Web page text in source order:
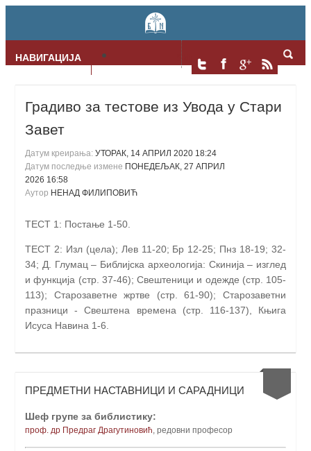
НАВИГАЦИЈА Skip to content
Градиво за тестове из Увода у Стари
Завет
Датум креирања: УТОРАК, 14 АПРИЛ 2020 18:24
Датум последње измене ПОНЕДЕЉАК, 27 АПРИЛ
2026 16:58
Аутор НЕНАД ФИЛИПОВИЋ
ТЕСТ 1: Постање 1-50.
ТЕСТ 2: Изл (цела); Лев 11-20; Бр 12-25; Пнз 18-19; 32-
34; Д. Глумац – Библијска археологија: Скинија – изглед
и функција (стр. 37-46); Свештеници и одежде (стр. 105-
113); Старозаветне жртве (стр. 61-90); Старозаветни
празници - Свештена времена (стр. 116-137), Књига
Исуса Навина 1-6.
ПРЕДМЕТНИ НАСТАВНИЦИ И САРАДНИЦИ
Шеф групе за библистику:
проф. др Предраг Драгутиновић, редовни професор